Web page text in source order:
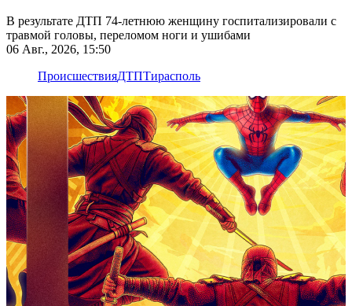
В результате ДТП 74-летнюю женщину госпитализировали с
травмой головы, переломом ноги и ушибами
06 Авг., 2026, 15:50
ПроисшествияДТПТирасполь